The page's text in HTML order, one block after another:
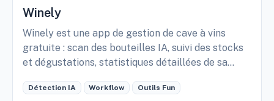
Winely
Winely est une app de gestion de cave à vins
gratuite : scan des bouteilles IA, suivi des stocks
et dégustations, statistiques détaillées de sa
Détection IA Workflow Outils Fun